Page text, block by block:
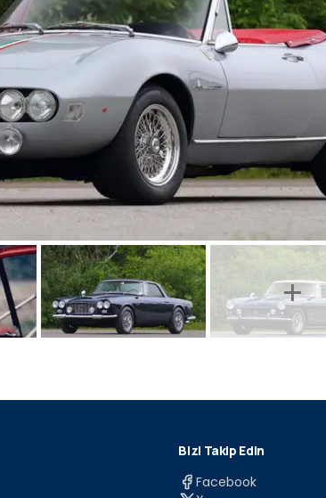
Bizi Takip Edin
Facebook